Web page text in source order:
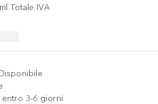
ml Totale IVA
Disponibile
entro 3-6 giorni